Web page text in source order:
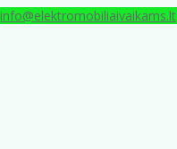
info@elektromobiliaivaikams.lt